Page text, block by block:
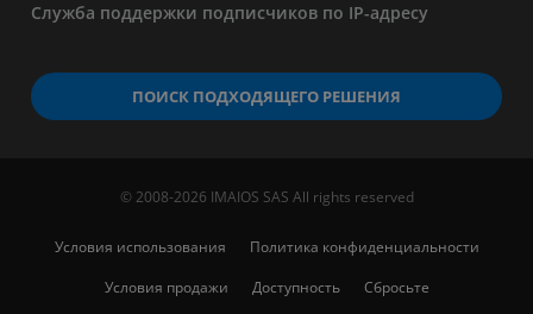
Служба поддержки подписчиков по IP-адресу
ПОИСК ПОДХОДЯЩЕГО РЕШЕНИЯ
© 2008-2026 IMAIOS SAS All rights reserved
Условия использования
Политика конфиденциальности
Условия продажи
Доступность Сбросьте